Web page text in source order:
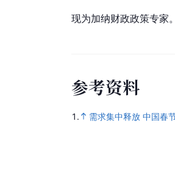
现为加纳财政政策专家
参考资料
1. 需求集中释放 中国春